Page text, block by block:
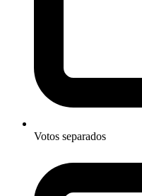
Votos separados